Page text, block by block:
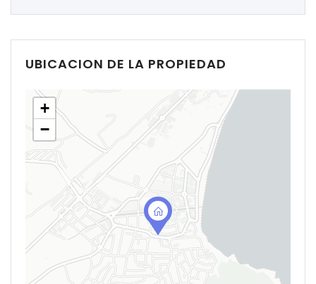
UBICACION DE LA PROPIEDAD
+
−